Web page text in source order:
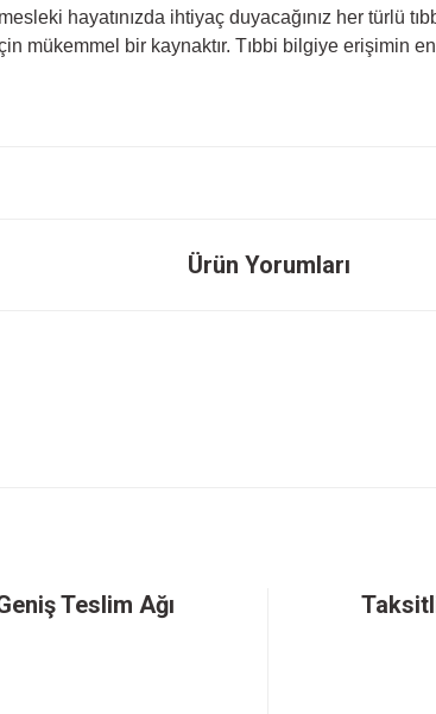
hayatınızda ihtiyaç duyacağınız her türlü
mükemmel bir kaynaktır. Tıbbi bilgiye erişimin
Ürün Yorumları
Teslim Ağı